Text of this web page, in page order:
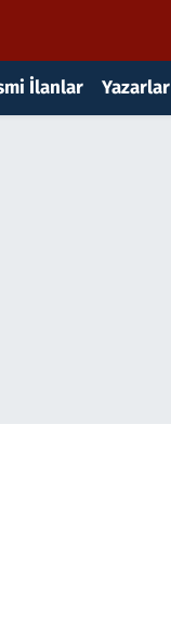
İlanlar Yazarlar